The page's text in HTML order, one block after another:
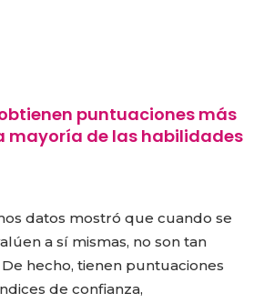
puntuaciones más
mayoría de las habilidades
datos mostró que cuando se
a sí mismas, no son tan
hecho, tienen puntuaciones
de confianza,